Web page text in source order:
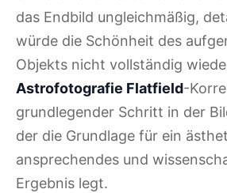
das Endbild ungleichmäßig,
würde die Schönheit des
Objekts nicht vollständig
Astrofotografie Flatfield-
grundlegender Schritt in der
der die Grundlage für ein
ansprechendes und
Ergebnis legt.